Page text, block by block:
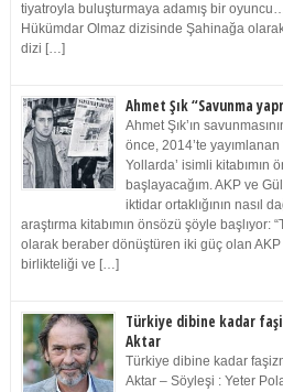
tiyatroyla buluşturmaya adamış bir
Hükümdar Olmaz dizisinde Şahinağa olarak
dizi […]
Ahmet Şık “Savunma
Ahmet Şık’ın
önce, 2014’te
Yollarda’ isimli kitabımın
başlayacağım. AKP ve
iktidar ortaklığının nasıl
araştırma kitabımın önsözü şöyle başlıyor:
olarak beraber dönüştüren iki güç olan
birlikteliği ve […]
Türkiye dibine kadar
Aktar
Türkiye dibine kadar
Aktar – Söyleşi : Yeter